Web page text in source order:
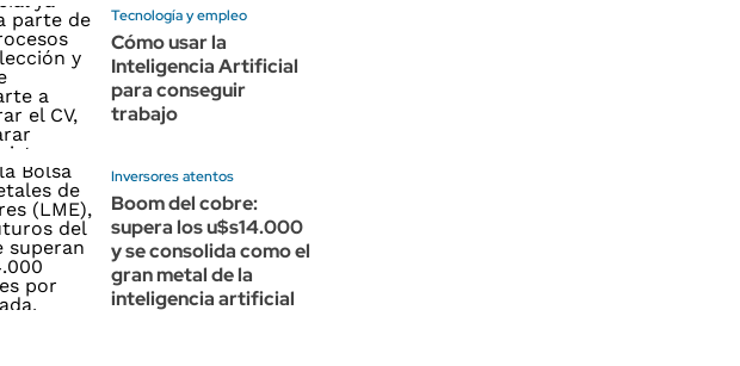
Tecnología y empleo
Cómo usar la
Inteligencia Artificial
para conseguir
trabajo
Inversores atentos
Boom del cobre:
supera los u$s14.000
y se consolida como el
gran metal de la
inteligencia artificial